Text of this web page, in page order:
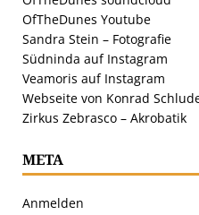
OfTheDunes Youtube
Sandra Stein – Fotografie
Südninda auf Instagram
Veamoris auf Instagram
Webseite von Konrad
Zirkus Zebrasco – Akrobatik
META
Anmelden